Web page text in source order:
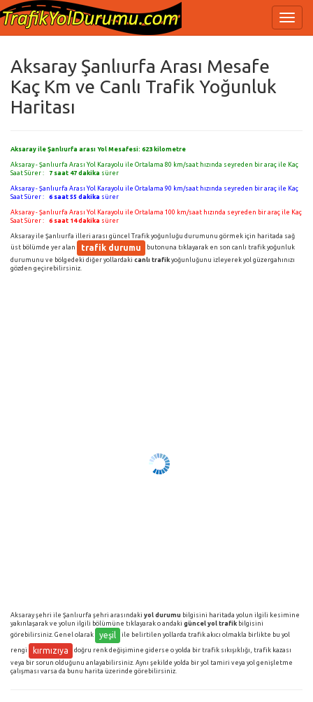
Aksaray Şanlıurfa Arası Mesafe
Kaç Km ve Canlı Trafik Yoğunluk
Haritası
Aksaray ile Şanlıurfa arası Yol Mesafesi: 623kilometre
Aksaray - Şanlıurfa Arası Yol Karayolu ile Ortalama 80 km/saat hızında seyreden bir araç ile Kaç
Saat Sürer :
7 saat 47 dakika sürer
Aksaray - Şanlıurfa Arası Yol Karayolu ile Ortalama 90 km/saat hızında seyreden bir araç ile Kaç
Saat Sürer :
6 saat 55 dakika sürer
Aksaray - Şanlıurfa Arası Yol Karayolu ile Ortalama 100 km/saat hızında seyreden bir araç ile Kaç
Saat Sürer :
6 saat 14 dakika sürer
Aksaray ile Şanlıurfa illeri arası güncel Trafik yoğunluğu durumunu görmek için haritada sağ
üst bölümde yer alan
trafik durumu
butonuna tıklayarak en son canlı trafik yoğunluk
durumunu ve bölgedeki diğer yollardaki canlı trafik yoğunluğunu izleyerek yol güzergahınızı
gözden geçirebilirsiniz.
Aksaray şehri ile Şanlıurfa şehri arasındaki yol durumu bilgisini haritada yolun ilgili kesimine
yakınlaşarak ve yolun ilgili bölümüne tıklayarak o andaki güncel yol trafik bilgisini
görebilirsiniz. Genel olarak
yeşil ile belirtilen yollarda trafik akıcı olmakla birlikte bu yol
rengi kırmızıya
doğru renk değişimine giderse o yolda bir trafik sıkışıklığı, trafik kazası
veya bir sorun olduğunu anlayabilirsiniz. Aynı şekilde yolda bir yol tamiri veya yol genişletme
çalışması varsa da bunu harita üzerinde görebilirsiniz.